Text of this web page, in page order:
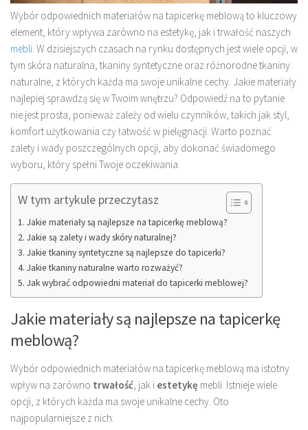
Wybór odpowiednich materiałów na tapicerkę meblową to kluczowy
element, który wpływa zarówno na estetykę, jak i trwałość naszych
mebli . W dzisiejszych czasach na rynku dostępnych jest wiele opcji, w
tym skóra naturalna, tkaniny syntetyczne oraz różnorodne tkaniny
naturalne, z których każda ma swoje unikalne cechy. Jakie materiały
najlepiej sprawdzą się w Twoim wnętrzu? Odpowiedź na to pytanie
nie jest prosta, ponieważ zależy od wielu czynników, takich jak styl,
komfort użytkowania czy łatwość w pielęgnacji. Warto poznać
zalety i wady poszczególnych opcji, aby dokonać świadomego
wyboru, który spełni Twoje oczekiwania.
W tym artykule przeczytasz
Jakie materiały są najlepsze na tapicerkę meblową?
Jakie są zalety i wady skóry naturalnej?
Jakie tkaniny syntetyczne są najlepsze do tapicerki?
Jakie tkaniny naturalne warto rozważyć?
Jak wybrać odpowiedni materiał do tapicerki meblowej?
Jakie materiały są najlepsze na tapicerkę
meblową?
Wybór odpowiednich materiałów na tapicerkę meblową ma istotny
wpływ na zarówno trwałość , jak i estetykę mebli. Istnieje wiele
opcji, z których każda ma swoje unikalne cechy. Oto
najpopularniejsze z nich: